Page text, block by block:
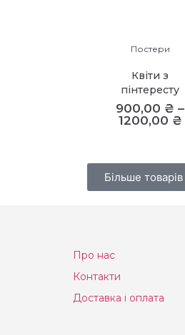
Постери
Квіти з
пінтересту
900,00 ₴ –
1200,00 ₴
Більше товарів
Про нас
Контакти
Доставка і оплата